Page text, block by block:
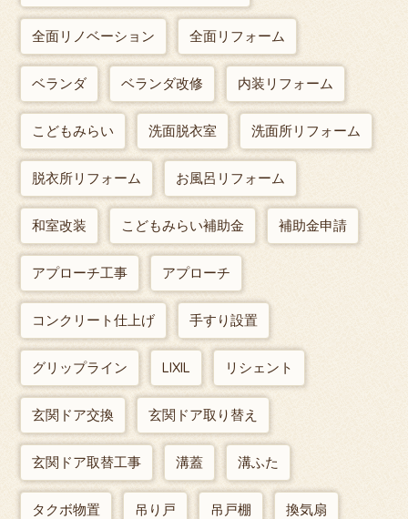
全面リノベーション 全面リフォーム
ベランダ ベランダ改修 内装リフォーム
こどもみらい 洗面脱衣室 洗面所リフォーム
脱衣所リフォーム お風呂リフォーム
和室改装 こどもみらい補助金 補助金申請
アプローチ工事 アプローチ
コンクリート仕上げ 手すり設置
グリップライン LIXIL リシェント
玄関ドア交換 玄関ドア取り替え
玄関ドア取替工事 溝蓋 溝ふた
タクボ物置 吊り戸 吊戸棚 換気扇